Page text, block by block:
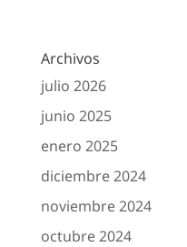
Archivos
julio 2026
junio 2025
enero 2025
diciembre 2024
noviembre 2024
octubre 2024